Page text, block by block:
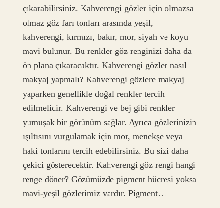
çıkarabilirsiniz. Kahverengi gözler için olmazsa
olmaz göz farı tonları arasında yeşil,
kahverengi, kırmızı, bakır, mor, siyah ve koyu
mavi bulunur. Bu renkler göz renginizi daha da
ön plana çıkaracaktır. Kahverengi gözler nasıl
makyaj yapmalı? Kahverengi gözlere makyaj
yaparken genellikle doğal renkler tercih
edilmelidir. Kahverengi ve bej gibi renkler
yumuşak bir görünüm sağlar. Ayrıca gözlerinizin
ışıltısını vurgulamak için mor, menekşe veya
haki tonlarını tercih edebilirsiniz. Bu sizi daha
çekici gösterecektir. Kahverengi göz rengi hangi
renge döner? Gözümüzde pigment hücresi yoksa
mavi-yeşil gözlerimiz vardır. Pigment…